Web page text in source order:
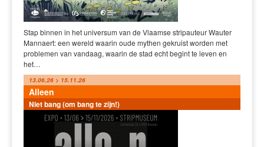
Stap binnen in het universum van de Vlaamse stripauteur Wauter
Mannaert: een wereld waarin oude mythen gekruist worden met
problemen van vandaag, waarin de stad echt begint te leven en
het…
13.06.26 > 15.11.26
Alleen
Niet bang (om bang te zijn!)